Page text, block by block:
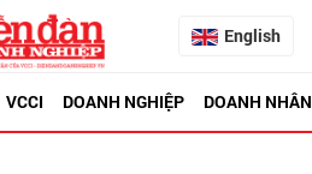
English
VCCI DOANH NGHIỆP DOANH NHÂN